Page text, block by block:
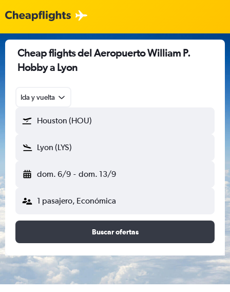
Cheap flights del Aeropuerto William P.
Hobby a Lyon
Ida y vuelta
Houston (HOU)
Lyon (LYS)
dom. 6/9 - dom. 13/9
1 pasajero, Económica
Buscar ofertas